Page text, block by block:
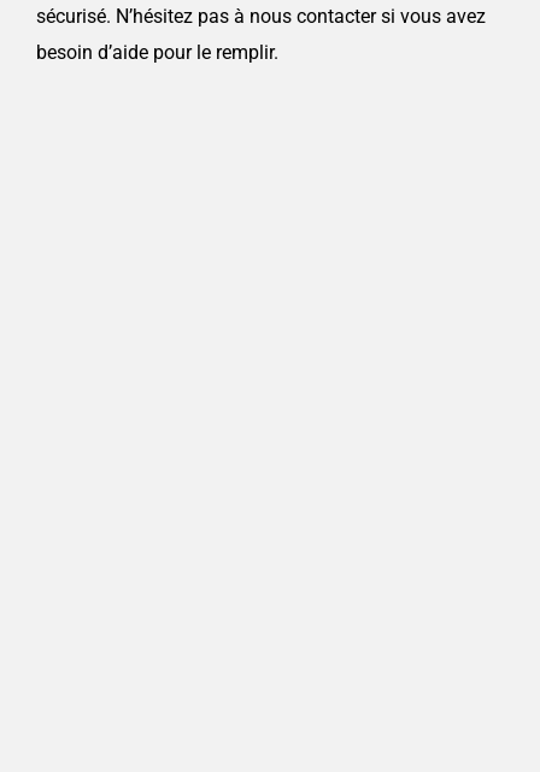
sécurisé. N’hésitez pas à nous contacter si vous avez
besoin d’aide pour le remplir.